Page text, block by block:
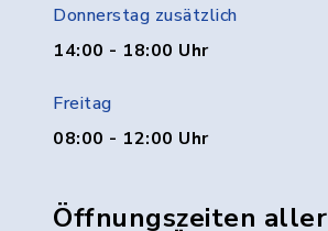
Donnerstag zusätzlich
14:00 - 18:00 Uhr
Freitag
08:00 - 12:00 Uhr
Öffnungszeiten aller